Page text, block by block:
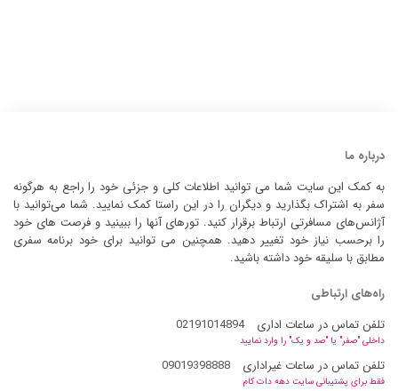
درباره ما
به کمک این سایت شما می توانید اطلاعات کلی و جزئی خود را راجع به هرگونه
سفر به اشتراک بگذارید و دیگران را در این راستا کمک نمایید. شما می‌توانید با
آژانس‌های مسافرتی ارتباط برقرار کنید. تورهای آنها را ببینید و فرصت های خود
را برحسب نیاز خود تغییر دهید. همچنین می توانید برای خود برنامه سفری
مطابق با سلیقه خود داشته باشید.
راه‌های ارتباطی
تلفن تماس در ساعات اداری
02191014894
داخلی "صفر" یا "صد و یک" را وارد نمایید
تلفن تماس در ساعات غیراداری 09019398888
فقط برای پشتیبانی سایت دهه دات کام